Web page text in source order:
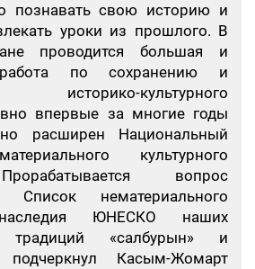
познавать свою историю и
уроки из прошлого. В
проводится большая и
работа по сохранению и
историко-культурного
впервые за многие годы
расширен Национальный
культурного
вопрос
нематериального
наследия ЮНЕСКО наших
традиций «салбурын» и
Касым-Жомарт